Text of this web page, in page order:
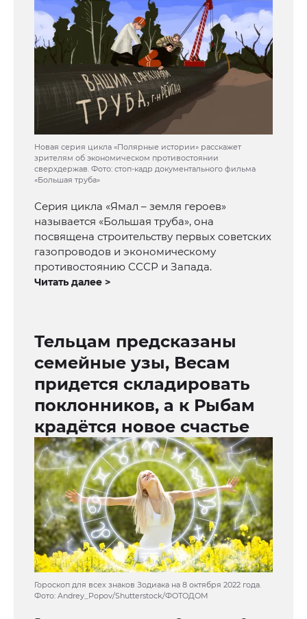
Новая серия цикла «Полярные истории» расскажет
зрителям об экономическом противостоянии
сверхдержав. Фото: стоп-кадр документального фильма
«Большая труба»
Серия цикла «Ямал – земля героев»
называется «Большая труба», она
посвящена строительству первых советских
газопроводов и экономическому
противостоянию СССР и Запада.
Читать далее >
Тельцам предсказаны
семейные узы, Весам
придется складировать
поклонников, а к Рыбам
крадётся новое счастье
Гороскоп для всех знаков Зодиака на 8 октября 2022 года.
Фото: Andrey_Popov/Shutterstock/ФОТОДОМ